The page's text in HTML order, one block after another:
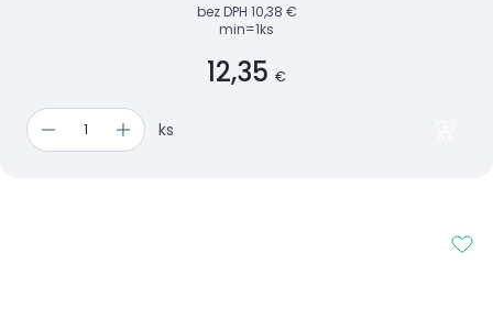
bez DPH 10,38 €
min=1ks
12,35 €
ks